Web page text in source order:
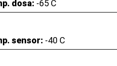
dosa: -65 C
sensor: -40 C